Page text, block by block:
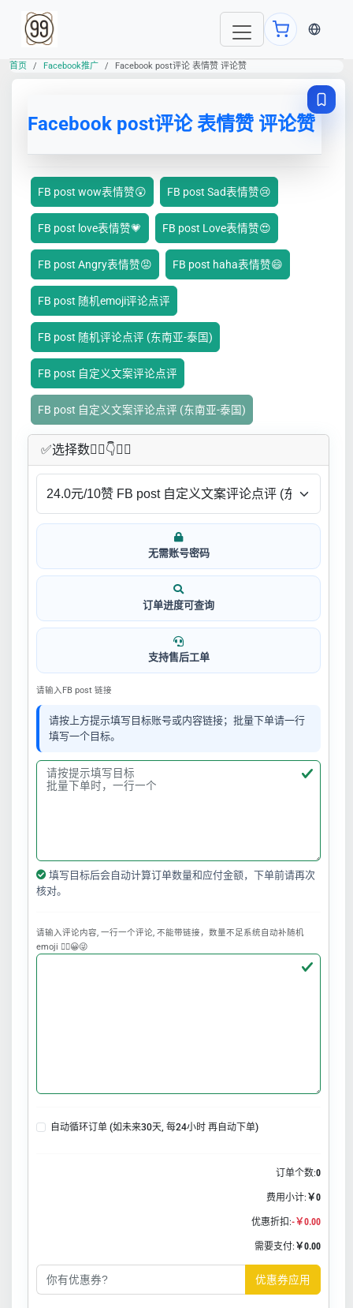
当前语
首页 Facebook推广 Facebook post评论 表情赞 评论赞
Facebook post评论 表情赞 评论赞
FB post wow表情赞😲 FB post Sad表情赞😢
FB post love表情赞💗 FB post Love表情赞😍
FB post Angry表情赞😡 FB post haha表情赞😄
FB post 随机emoji评论点评
FB post 随机评论点评 (东南亚-泰国)
FB post 自定义文案评论点评
FB post 自定义文案评论点评 (东南亚-泰国)
✅​选择数👇🏻​​👇👇🏻​​
无需账号密码
订单进度可查询
支持售后工单
请输入FB post 链接
请按上方提示填写目标账号或内容链接；批量下单请一行
填写一个目标。
填写目标后会自动计算订单数量和应付金额，下单前请再次
核对。
请输入评论内容, 一行一个评论, 不能带链接，数量不足系统自动补随机
emoji ❤️‍🔥😀😜
自动循环订单 (如未来30天, 每24小时 再自动下单)
订单个数:0
费用小计: ￥0
优惠折扣:-￥0.00
需要支付: ￥0.00
优惠券应用